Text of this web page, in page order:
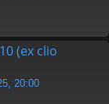
(ex clio
20:00